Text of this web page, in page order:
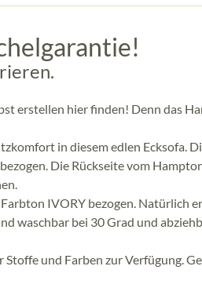
erstellen hier finden! Denn das
in diesem edlen Ecksofa.
Die Rückseite vom
IVORY bezogen. Natürlich
waschbar bei 30 Grad und
und Farben zur Verfügung.